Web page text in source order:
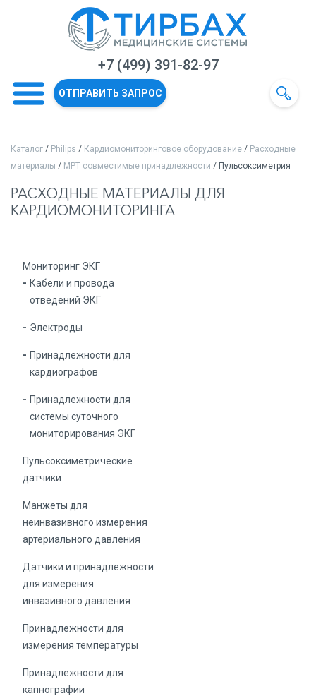
+7 (499) 391-82-97
ОТПРАВИТЬ ЗАПРОС
Каталог / Philips / Кардиомониторинговое оборудование / Расходные
материалы / МРТ совместимые принадлежности / Пульсоксиметрия
РАСХОДНЫЕ МАТЕРИАЛЫ ДЛЯ
КАРДИОМОНИТОРИНГА
Мониторинг ЭКГ
Кабели и провода
отведений ЭКГ
Электроды
Принадлежности для
кардиографов
Принадлежности для
системы суточного
мониторирования ЭКГ
Пульсоксиметрические
датчики
Манжеты для
неинвазивного измерения
артериального давления
Датчики и принадлежности
для измерения
инвазивного давления
Принадлежности для
измерения температуры
Принадлежности для
капнографии